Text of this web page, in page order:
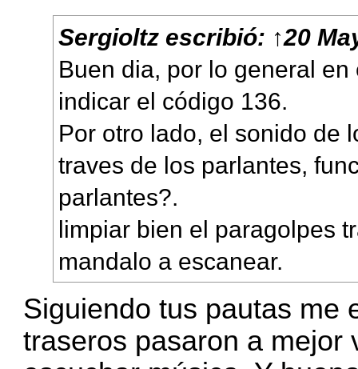
Sergioltz escribió: ↑20
Buen dia, por lo general
indicar el código 136.
Por otro lado, el sonido de
traves de los parlantes,
parlantes?.
limpiar bien el paragolpes
mandalo a escanear.
Siguiendo tus pautas me
traseros pasaron a mejor